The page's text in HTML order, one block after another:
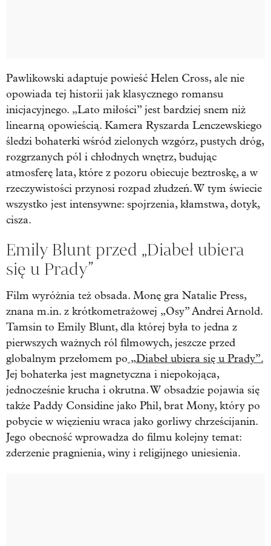
Pawlikowski adaptuje powieść Helen Cross, ale nie
opowiada tej historii jak klasycznego romansu
inicjacyjnego. „Lato miłości” jest bardziej snem niż
linearną opowieścią. Kamera Ryszarda Lenczewskiego
śledzi bohaterki wśród zielonych wzgórz, pustych dróg,
rozgrzanych pól i chłodnych wnętrz, budując
atmosferę lata, które z pozoru obiecuje beztroskę, a w
rzeczywistości przynosi rozpad złudzeń. W tym świecie
wszystko jest intensywne: spojrzenia, kłamstwa, dotyk,
cisza.
Emily Blunt przed „Diabeł ubiera
się u Prady”
Film wyróżnia też obsada. Monę gra Natalie Press,
znana m.in. z krótkometrażowej „Osy” Andrei Arnold.
Tamsin to Emily Blunt, dla której była to jedna z
pierwszych ważnych ról filmowych, jeszcze przed
globalnym przełomem po „Diabeł ubiera się u Prady”.
Jej bohaterka jest magnetyczna i niepokojąca,
jednocześnie krucha i okrutna. W obsadzie pojawia się
także Paddy Considine jako Phil, brat Mony, który po
pobycie w więzieniu wraca jako gorliwy chrześcijanin.
Jego obecność wprowadza do filmu kolejny temat:
zderzenie pragnienia, winy i religijnego uniesienia.